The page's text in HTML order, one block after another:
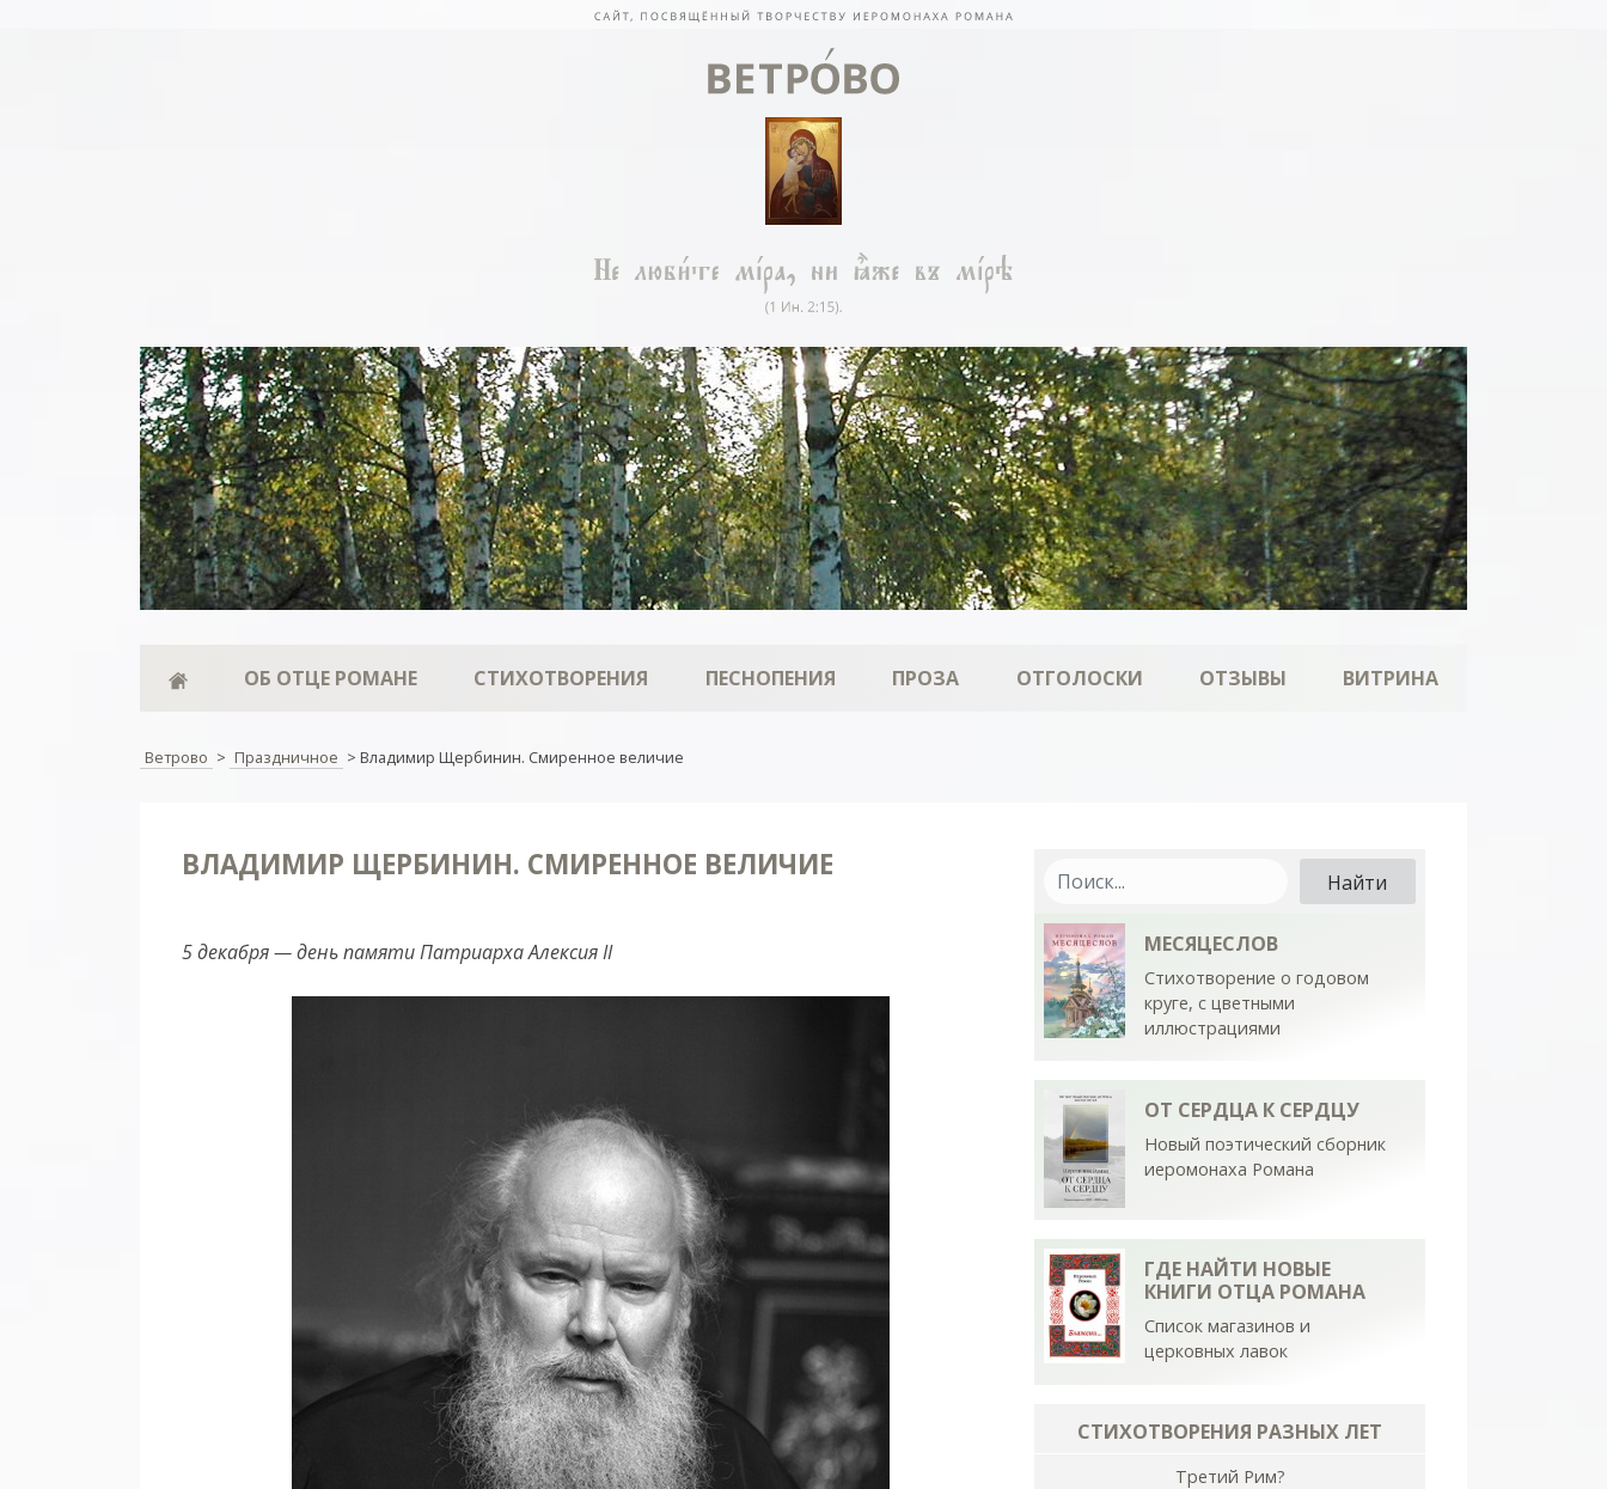
ОБ ОТЦЕ РОМАНЕ СТИХОТВОРЕНИЯ ПЕСНОПЕНИЯ ПРОЗА ОТГОЛОСКИ ОТЗЫВЫ ВИТРИНА
Ветрово > Праздничное > Владимир Щербинин. Смиренное величие
ВЛАДИМИР ЩЕРБИНИН. СМИРЕННОЕ ВЕЛИЧИЕ
5 декабря — день памяти Патриарха Алексия II МЕСЯЦЕСЛОВ
Стихотворение о годовом
круге, с цветными
иллюстрациями
ОТ СЕРДЦА К СЕРДЦУ
Новый поэтический сборник
иеромонаха Романа
ГДЕ НАЙТИ НОВЫЕ
КНИГИ ОТЦА РОМАНА
Список магазинов и
церковных лавок
СТИХОТВОРЕНИЯ РАЗНЫХ ЛЕТ
Третий Рим?